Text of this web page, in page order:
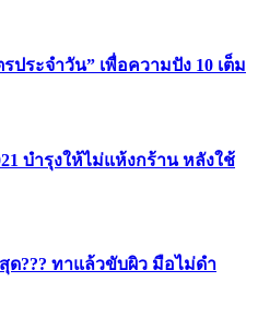
ประจำวัน” เพื่อความปัง 10 เต็ม
บำรุงให้ไม่แห้งกร้าน หลังใช้
ด??? ทาแล้วขับผิว มือไม่ดำ